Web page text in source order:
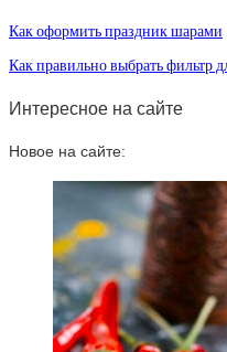
Как оформить праздник шарами
Как правильно выбрать фильтр
Интересное на сайте
Новое на сайте: